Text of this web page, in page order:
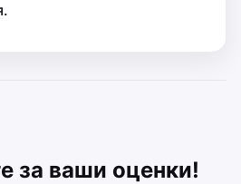
за ваши оценки!